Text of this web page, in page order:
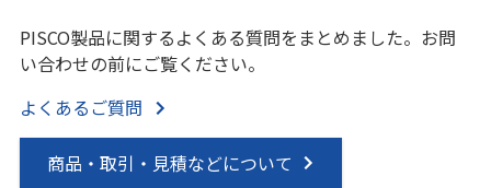
PISCO製品に関するよくある質問をまとめました。お問
い合わせの前にご覧ください。
よくあるご質問
商品・取引・見積などについて